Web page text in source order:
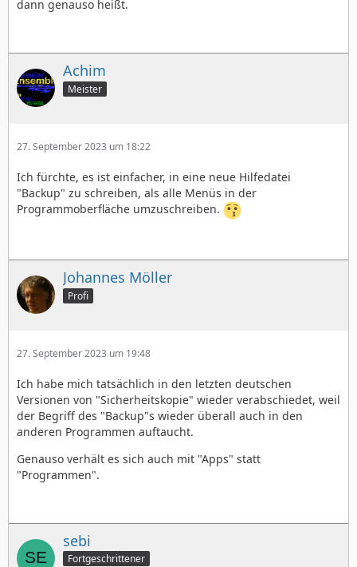
dann genauso heißt.
Achim
Meister
27. September 2023 um 18:22
Ich fürchte, es ist einfacher, in eine neue Hilfedatei
"Backup" zu schreiben, als alle Menüs in der
Programmoberfläche umzuschreiben.
Johannes Möller
Profi
27. September 2023 um 19:48
Ich habe mich tatsächlich in den letzten deutschen
Versionen von "Sicherheitskopie" wieder verabschiedet, weil
der Begriff des "Backup"s wieder überall auch in den
anderen Programmen auftaucht.
Genauso verhält es sich auch mit "Apps" statt
"Programmen".
sebi
Fortgeschrittener